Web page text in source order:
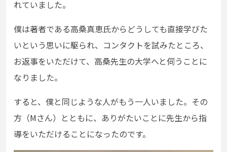
れていました。
僕は著者である高桑真恵氏からどうしても直接学びた
いという思いに駆られ、コンタクトを試みたところ、
お返事をいただけて、高桑先生の大学へと伺うことに
なりました。
すると、僕と同じような人がもう一人いました。その
方（Mさん）とともに、ありがたいことに先生から指
導をいただけることになったのです。